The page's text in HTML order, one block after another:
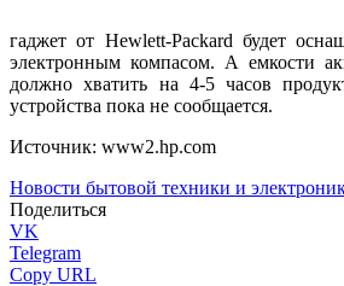
гаджет от Hewlett-Packard будет
электронным компасом. А емкости
должно хватить на 4-5 часов
устройства пока не сообщается.
Источник: www2.hp.com
Новости бытовой техники и
Поделиться
VK
Telegram
Copy URL